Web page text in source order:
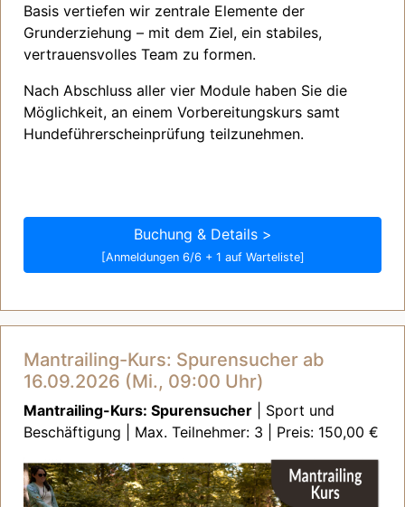
Basis vertiefen wir zentrale Elemente der
Grunderziehung – mit dem Ziel, ein stabiles,
vertrauensvolles Team zu formen.
Nach Abschluss aller vier Module haben Sie die
Möglichkeit, an einem Vorbereitungskurs samt
Hundeführerscheinprüfung teilzunehmen.
Buchung & Details >
[Anmeldungen 6/6 + 1 auf Warteliste]
Mantrailing-Kurs: Spurensucher ab
16.09.2026 (Mi., 09:00 Uhr)
Mantrailing-Kurs: Spurensucher | Sport und
Beschäftigung | Max. Teilnehmer: 3 | Preis: 150,00 €